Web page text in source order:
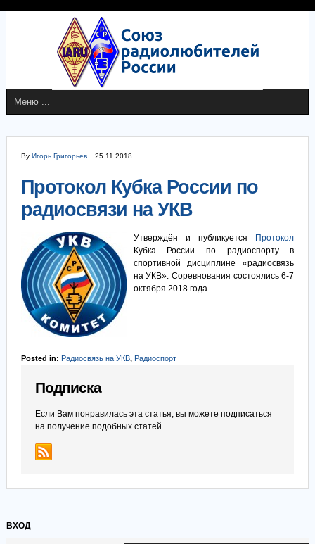
By Игорь Григорьев 25.11.2018
Протокол Кубка России по
радиосвязи на УКВ
Утверждён и публикуется
Протокол
Кубка России по радиоспорту в
спортивной дисциплине «радиосвязь
на УКВ». Соревнования состоялись 6-7
октября 2018 года.
Posted in: Радиосвязь на УКВ, Радиоспорт
Подписка
Если Вам понравилась эта статья, вы можете подписаться
на получение подобных статей.
ВХОД